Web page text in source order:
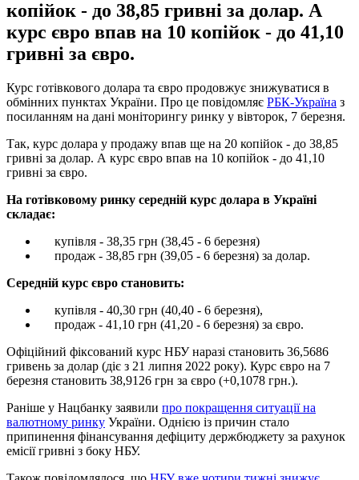
копійок - до 38,85 гривні за долар. А
курс євро впав на 10 копійок - до 41,10
гривні за євро.
Курс готівкового долара та євро продовжує знижуватися в
обмінних пунктах України. Про це повідомляє РБК-Україна з
посиланням на дані моніторингу ринку у вівторок, 7 березня.
Так, курс долара у продажу впав ще на 20 копійок - до 38,85
гривні за долар. А курс євро впав на 10 копійок - до 41,10
гривні за євро.
На готівковому ринку середній курс долара в Україні
складає:
купівля - 38,35 грн (38,45 - 6 березня)
продаж - 38,85 грн (39,05 - 6 березня) за долар.
Середній курс євро становить:
купівля - 40,30 грн (40,40 - 6 березня),
продаж - 41,10 грн (41,20 - 6 березня) за євро.
Офіційний фіксований курс НБУ наразі становить 36,5686
гривень за долар (діє з 21 липня 2022 року). Курс євро на 7
березня становить 38,9126 грн за євро (+0,1078 грн.).
Раніше у Нацбанку заявили про покращення ситуації на
валютному ринку України. Однією із причин стало
припинення фінансування дефіциту держбюджету за рахунок
емісії гривні з боку НБУ.